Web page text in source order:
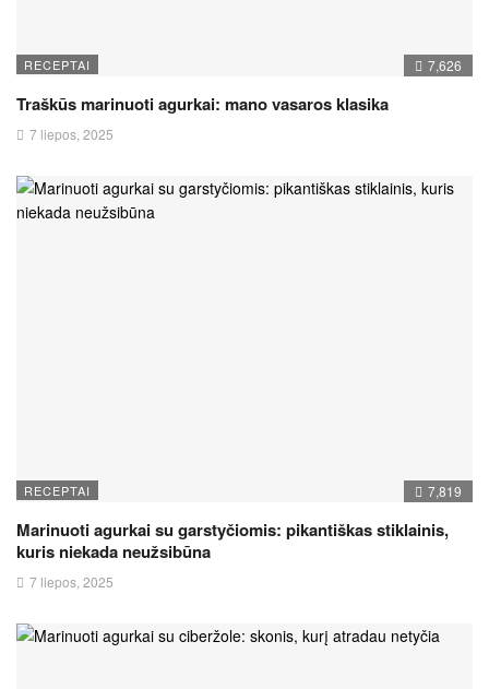
RECEPTAI 7,626
Traškūs marinuoti agurkai: mano vasaros klasika
7 liepos, 2025
RECEPTAI 7,819
Marinuoti agurkai su garstyčiomis: pikantiškas stiklainis,
kuris niekada neužsibūna
7 liepos, 2025